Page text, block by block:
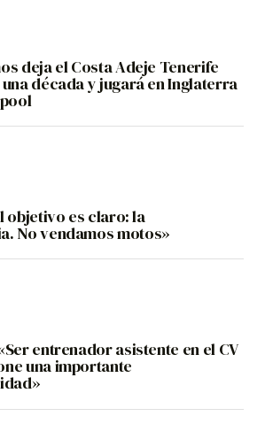
deja el Costa Adeje Tenerife
década y jugará en Inglaterra
objetivo es claro: la
No vendamos motos»
entrenador asistente en el CV
una importante